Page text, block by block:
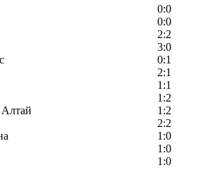
0:0
0:0
2:2
3:0
0:1
2:1
1:1
1:2
1:2
2:2
1:0
1:0
1:0